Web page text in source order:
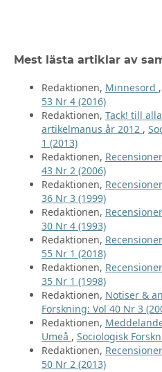
Mest lästa artiklar av
Redaktionen, Minnesord ,
53 Nr 4 (2016)
Redaktionen, Tack! till
artikelmanus år 2012 ,
1 (2013)
Redaktionen, Recensioner
43 Nr 2 (2006)
Redaktionen, Recensioner
36 Nr 3 (1999)
Redaktionen, Recensioner
30 Nr 4 (1993)
Redaktionen, Recensioner
55 Nr 1 (2018)
Redaktionen, Recensioner
35 Nr 1 (1998)
Redaktionen, Notiser &
Forskning: Vol 40 Nr 3
Redaktionen,
Umeå , Sociologisk
Redaktionen, Recensioner
50 Nr 2 (2013)